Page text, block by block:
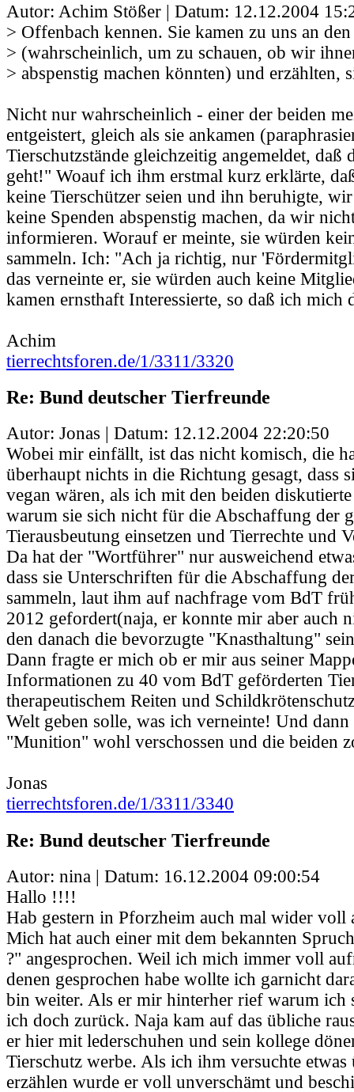
Autor: Achim Stößer | Datum: 12.12.2004
> Offenbach kennen. Sie kamen zu uns an
> (wahrscheinlich, um zu schauen, ob wir
> abspenstig machen könnten) und erzählten,
Nicht nur wahrscheinlich - einer der beiden
entgeistert, gleich als sie ankamen
Tierschutzstände gleichzeitig angemeldet, daß
geht!" Woauf ich ihm erstmal kurz erklärte,
keine Tierschützer seien und ihn beruhigte,
keine Spenden abspenstig machen, da wir
informieren. Worauf er meinte, sie würden
sammeln. Ich: "Ach ja richtig, nur
das verneinte er, sie würden auch keine
kamen ernsthaft Interessierte, so daß ich mich
Achim
tierrechtsforen.de/1/3311/3320
Re: Bund deutscher Tierfreunde
Autor: Jonas | Datum: 12.12.2004 22:20:50
Wobei mir einfällt, ist das nicht komisch, die
überhaupt nichts in die Richtung gesagt, dass
vegan wären, als ich mit den beiden
warum sie sich nicht für die Abschaffung der
Tierausbeutung einsetzen und Tierrechte und
Da hat der "Wortführer" nur ausweichend
dass sie Unterschriften für die Abschaffung
sammeln, laut ihm auf nachfrage vom BdT
2012 gefordert(naja, er konnte mir aber auch
den danach die bevorzugte "Knasthaltung"
Dann fragte er mich ob er mir aus seiner
Informationen zu 40 vom BdT geförderten
therapeutischem Reiten und
Welt geben solle, was ich verneinte! Und dann
"Munition" wohl verschossen und die beiden
Jonas
tierrechtsforen.de/1/3311/3340
Re: Bund deutscher Tierfreunde
Autor: nina | Datum: 16.12.2004 09:00:54
Hallo !!!!
Hab gestern in Pforzheim auch mal wider voll
Mich hat auch einer mit dem bekannten
?" angesprochen. Weil ich mich immer voll
denen gesprochen habe wollte ich garnicht
bin weiter. Als er mir hinterher rief warum ich
ich doch zurück. Naja kam auf das übliche
er hier mit lederschuhen und sein kollege
Tierschutz werbe. Als ich ihm versuchte etwas
erzählen wurde er voll unverschämt und